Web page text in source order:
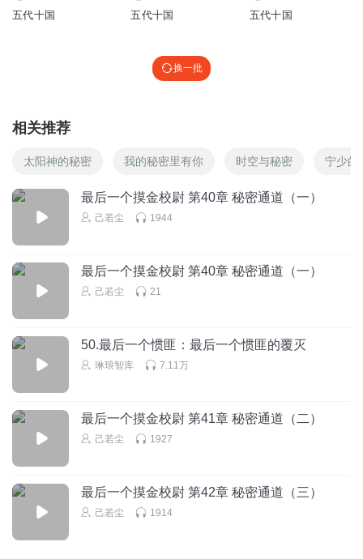
善恶还是有根据的，好人有底线，坏人无底线。
一只ut党: 我最赞同掌柜的一个观点是，好人一
还没到玩政治谋略的层次。
昨晚竟然梦到掌柜，带着一个三四岁的可爱的小孙女，我摆
了一桌子零食，家人们边吃零食边听掌柜说朱温传，大家都
風弦書話
两集是不是播反了呢？
回复 2019-08-20
啊。也可以是学习纺织啊
2019-08-21
五代十国 五代十国 五代十国
换一批
相关推荐
太阳神的秘密 我的秘密里有你 时空与秘密 宁少的
最后一个摸金校尉 第40章 秘密通道（一）
己若尘 1944
最后一个摸金校尉 第40章 秘密通道（一）
己若尘 21
50.最后一个惯匪：最后一个惯匪的覆灭
琳琅智库 7.11万
最后一个摸金校尉 第41章 秘密通道（二）
己若尘 1927
最后一个摸金校尉 第42章 秘密通道（三）
己若尘 1914